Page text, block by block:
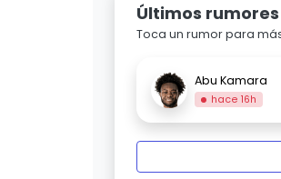
Últimos
Toca un rumor para
Abu Kamara
hace 16h